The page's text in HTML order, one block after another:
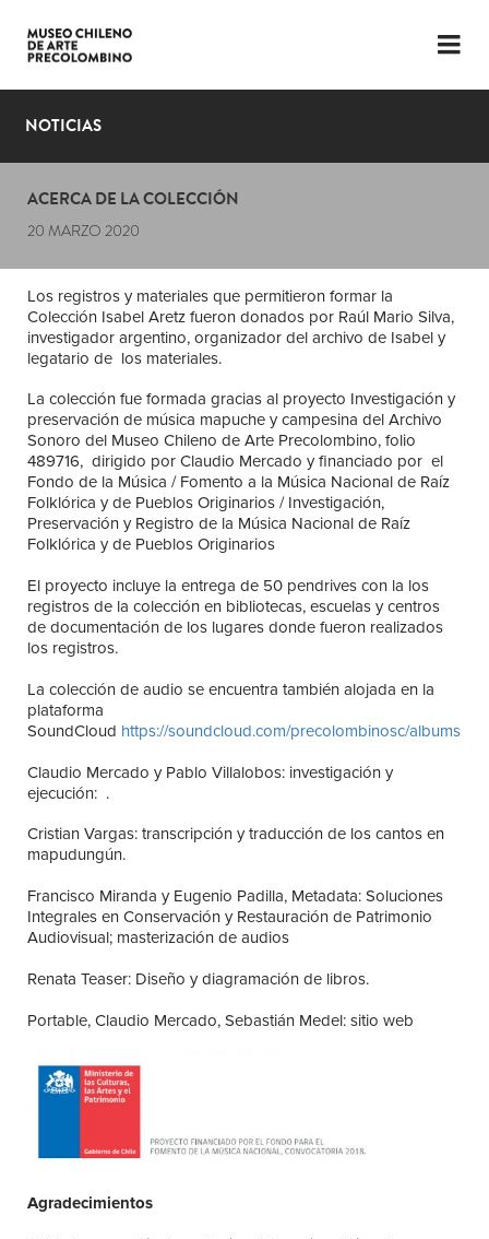
LENGUAJE
PLANIFICA TU VISITA
EXPOSICIONES
EL MUSEO
NOTICIAS
ÚLTIMOS VIDEOS
NOTICIAS
ACERCA DE LA COLECCIÓN
20 MARZO 2020
Los registros y materiales que permitieron formar la
Colección Isabel Aretz fueron donados por Raúl Mario Silva,
investigador argentino, organizador del archivo de Isabel y
legatario de los materiales.
La colección fue formada gracias al proyecto Investigación y
preservación de música mapuche y campesina del Archivo
Sonoro del Museo Chileno de Arte Precolombino, folio
489716, dirigido por Claudio Mercado y financiado por el
Fondo de la Música / Fomento a la Música Nacional de Raíz
Folklórica y de Pueblos Originarios / Investigación,
Preservación y Registro de la Música Nacional de Raíz
Folklórica y de Pueblos Originarios
El proyecto incluye la entrega de 50 pendrives con la los
registros de la colección en bibliotecas, escuelas y centros
de documentación de los lugares donde fueron realizados
los registros.
La colección de audio se encuentra también alojada en la
plataforma
SoundCloud https://soundcloud.com/precolombinosc/albums
Claudio Mercado y Pablo Villalobos: investigación y
ejecución: .
Cristian Vargas: transcripción y traducción de los cantos en
mapudungún.
Francisco Miranda y Eugenio Padilla, Metadata: Soluciones
Integrales en Conservación y Restauración de Patrimonio
Audiovisual; masterización de audios
Renata Teaser: Diseño y diagramación de libros.
Portable, Claudio Mercado, Sebastián Medel: sitio web
Agradecimientos